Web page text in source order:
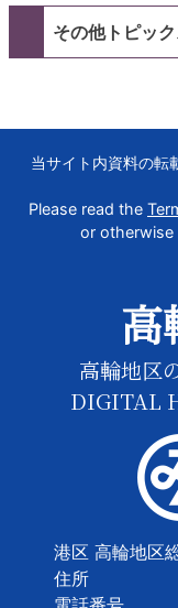
その他トピッ
当サイト内資料の転
Please read the
or otherwise
高
高輪地区
DIGITAL
港区 高輪地区
住所